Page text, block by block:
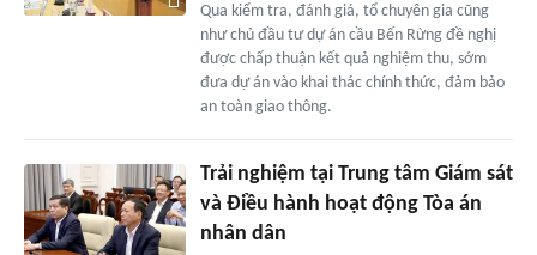
Qua kiểm tra, đánh giá, tổ chuyên gia cũng
như chủ đầu tư dự án cầu Bến Rừng đề nghị
được chấp thuận kết quả nghiệm thu, sớm
đưa dự án vào khai thác chính thức, đảm bảo
an toàn giao thông.
Trải nghiệm tại Trung tâm Giám sát
và Điều hành hoạt động Tòa án
nhân dân